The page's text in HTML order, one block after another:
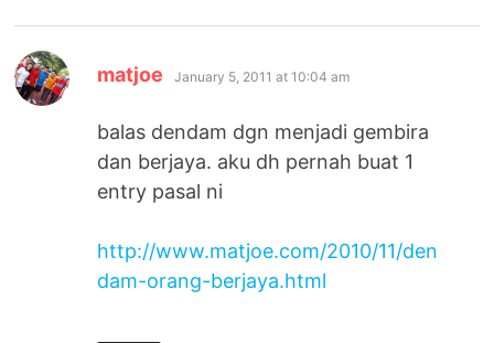
matjoe says:
January 5, 2011 at 10:04 am
balas dendam dgn menjadi gembira
dan berjaya. aku dh pernah buat 1
entry pasal ni
http://www.matjoe.com/2010/11/den
dam-orang-berjaya.html